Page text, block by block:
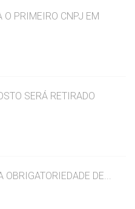
O PRIMEIRO CNPJ EM
SERÁ RETIRADO
OBRIGATORIEDADE DE...